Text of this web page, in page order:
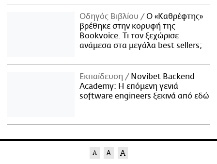
Οδηγός Βιβλίου
Ο «Καθρέφτης»
βρέθηκε στην κορυφή της
Bookvoice. Τι τον ξεχώρισε
ανάμεσα στα μεγάλα best sellers;
Εκπαίδευση
Novibet Backend
Academy: Η επόμενη γενιά
software engineers ξεκινά από εδώ